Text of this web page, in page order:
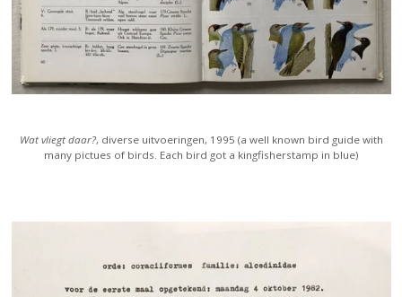
Wat vliegt daar?, diverse uitvoeringen, 1995 (a well known bird guide with
many pictues of birds. Each bird got a kingfisherstamp in blue)